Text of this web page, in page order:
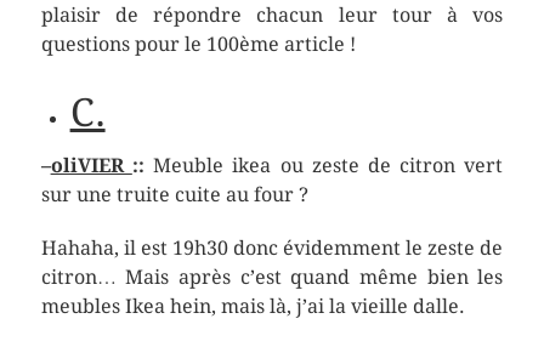
plaisir de répondre chacun leur tour à vos
questions pour le 100ème article !
C.
–oliVIER ::Meuble ikea ou zeste de citron vert
sur une truite cuite au four ?
Hahaha, il est 19h30 donc évidemment le zeste de
citron… Mais après c’est quand même bien les
meubles Ikea hein, mais là, j’ai la vieille dalle.